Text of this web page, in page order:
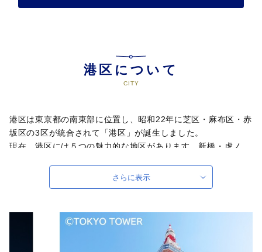
港区について
港区は東京都の南東部に位置し、昭和22年に芝区・麻布区・赤
坂区の3区が統合されて「港区」が誕生しました。
現在、港区には５つの魅力的な地区があります。新橋・虎ノ
の大使館が立地し、国際色豊かな麻布地区。文化活動の最先端
であり、歴史と伝統が受け継がれる赤坂地区。豊かな緑に囲ま
リアとして魅力があります。
また、区内の多くの地域が地下鉄駅へ10分歩行圏内であり、区
内に新幹線・品川駅もあり、羽田空港や成田空港へのアクセス
さらに表示